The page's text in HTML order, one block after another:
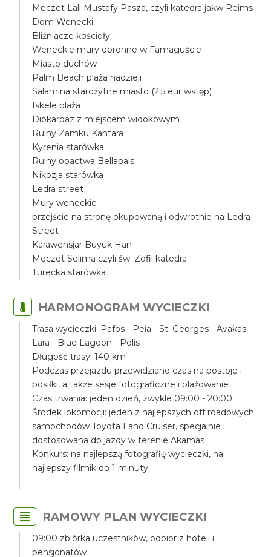
Meczet Lali Mustafy Pasza, czyli katedra jakw Reims
Dom Wenecki
Bliźniacze kościoły
Weneckie mury obronne w Famaguście
Miasto duchów
Palm Beach plaża nadzieji
Salamina starożytne miasto (2.5 eur wstęp)
Iskele plaża
Dipkarpaz z miejscem widokowym
Ruiny Zamku Kantara
Kyrenia starówka
Ruiny opactwa Bellapais
Nikozja starówka
Ledra street
Mury weneckie
przejście na stronę okupowaną i odwrotnie na Ledra
Street
Karawensjar Buyuk Han
Meczet Selima czyli św. Zofii katedra
Turecka starówka
HARMONOGRAM WYCIECZKI
Trasa wycieczki: Pafos - Peia - St. Georges - Avakas -
Lara - Blue Lagoon - Polis
Długość trasy: 140 km
Podczas przejazdu przewidziano czas na postoje i
posiłki, a także sesje fotograficzne i plażowanie
Czas trwania: jeden dzień, zwykle 09:00 - 20:00
Środek lokomocji: jeden z najlepszych off roadowych
samochodów Toyota Land Cruiser, specjalnie
dostosowana do jazdy w terenie Akamas
Konkurs: na najlepszą fotografię wycieczki, na
najlepszy filmik do 1 minuty
RAMOWY PLAN WYCIECZKI
09:00 zbiórka uczestników, odbiór z hoteli i
pensjonatów